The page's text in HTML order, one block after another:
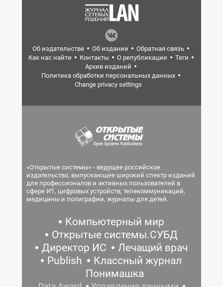
Об издательстве Об издании
Обратная связь
Как нас найти
Контакты О републикации
Теги
Архив изданий
Политика обработки персональных данных
Change privacy settings
«Открытые системы» - ведущее российское
издательство, выпускающее широкий спектр изданий
для профессионалов и активных пользователей в
сфере ИТ, цифровых устройств, телекоммуникаций,
медицины и полиграфии, журналы для детей.
Компьютерный мир
Открытые системы.СУБД
Директор ИС
Лечащий врач
Publish
Классный журнал
Понимашка